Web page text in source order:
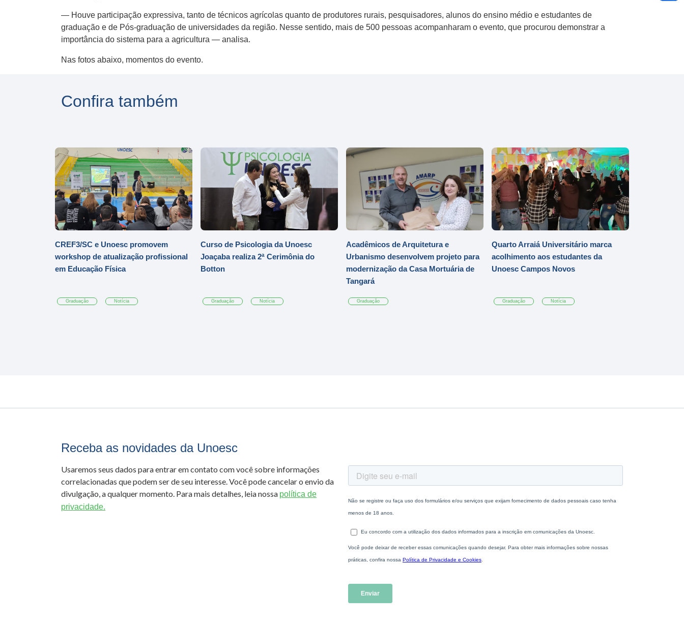
— Houve participação expressiva, tanto de técnicos agrícolas quanto de produtores rurais, pesquisadores, alunos do ensino médio e estudantes de
graduação e de Pós-graduação de universidades da região. Nesse sentido, mais de 500 pessoas acompanharam o evento, que procurou demonstrar a
importância do sistema para a agricultura — analisa.
Nas fotos abaixo, momentos do evento.
Confira também
CREF3/SC e Unoesc promovem
workshop de atualização profissional
em Educação Física
Graduação Notícia
Curso de Psicologia da Unoesc
Joaçaba realiza 2ª Cerimônia do
Botton
Graduação Notícia
Acadêmicos de Arquitetura e
Urbanismo desenvolvem projeto para
modernização da Casa Mortuária de
Tangará
Graduação
Quarto Arraiá Universitário marca
acolhimento aos estudantes da
Unoesc Campos Novos
Graduação Notícia
Receba as novidades da Unoesc
Usaremos seus dados para entrar em contato com você sobre informações
correlacionadas que podem ser de seu interesse. Você pode cancelar o envio da
divulgação, a qualquer momento. Para mais detalhes, leia nossa política de
privacidade.